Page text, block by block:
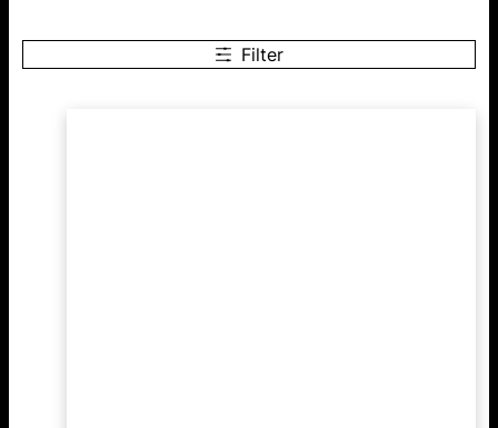
Filter